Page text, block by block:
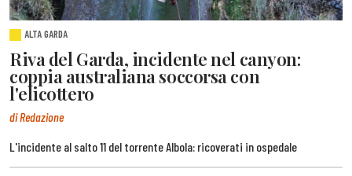
ALTA GARDA
Riva del Garda, incidente nel canyon:
coppia australiana soccorsa con
l'elicottero
di Redazione
L'incidente al salto 11 del torrente Albola: ricoverati in ospedale